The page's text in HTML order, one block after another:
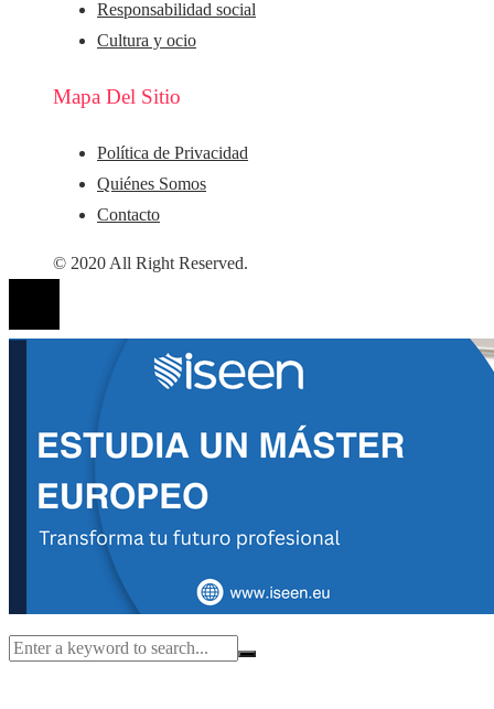
Responsabilidad social
Cultura y ocio
Mapa Del Sitio
Política de Privacidad
Quiénes Somos
Contacto
© 2020 All Right Reserved.